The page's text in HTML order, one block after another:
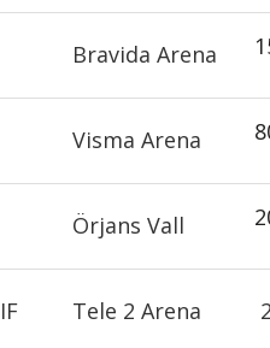
Bravida Arena
Visma Arena
Örjans Vall
Tele 2 Arena